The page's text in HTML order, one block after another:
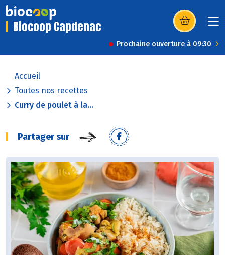
Biocoop Capdenac (s’ouvre dans
Prochaine ouverture à 09:30
Accueil
Toutes nos recettes
Curry de poulet à la...
Partager sur